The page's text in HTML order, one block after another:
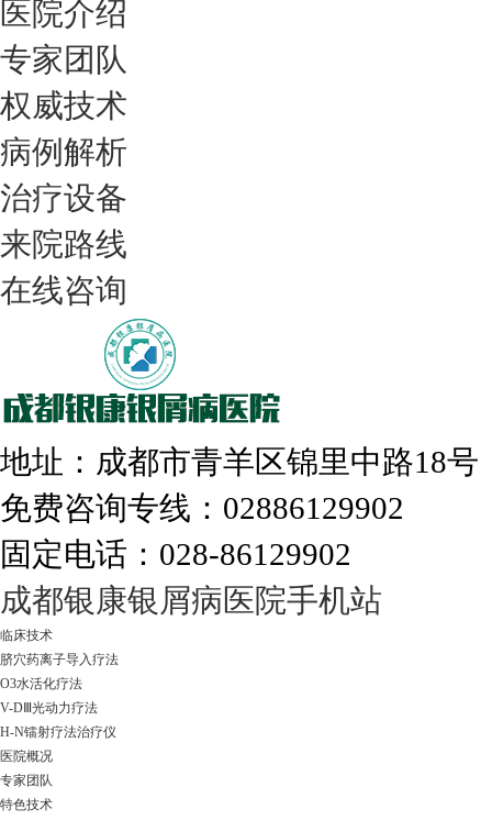
我们只治银屑病，我们在成都坐诊
308nm激光：银屑病治疗更高效
走进成都：满足您的治愈需求
医院介绍
专家团队
权威技术
病例解析
治疗设备
来院路线
在线咨询
地址：成都市青羊区锦里中路18
免费咨询专线：02886129902
固定电话：028-86129902
成都银康银屑病医院手机站
临床技术
脐穴药离子导入疗法
O3水活化疗法
V-DⅢ光动力疗法
H-N镭射疗法治疗仪
医院概况
专家团队
特色技术